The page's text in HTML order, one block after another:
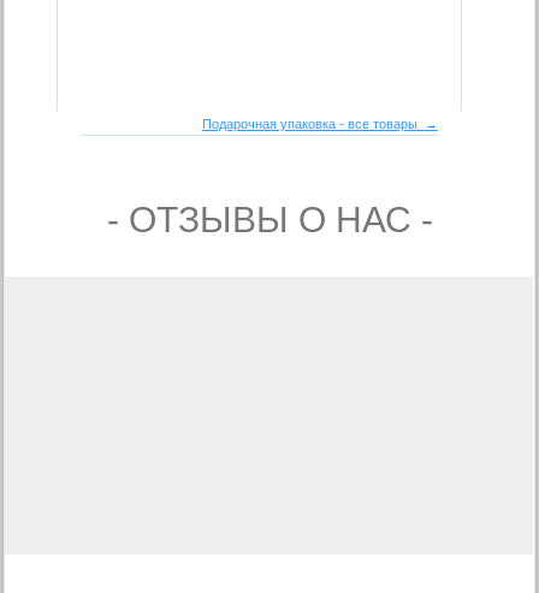
Подарочная упаковка - все товары →
- ОТЗЫВЫ О НАС -